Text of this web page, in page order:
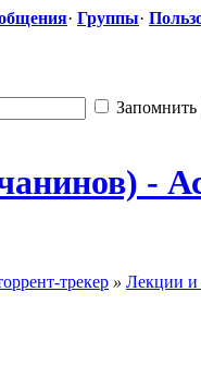
· Группы·
Запомнить
-
трекер » Лекции и